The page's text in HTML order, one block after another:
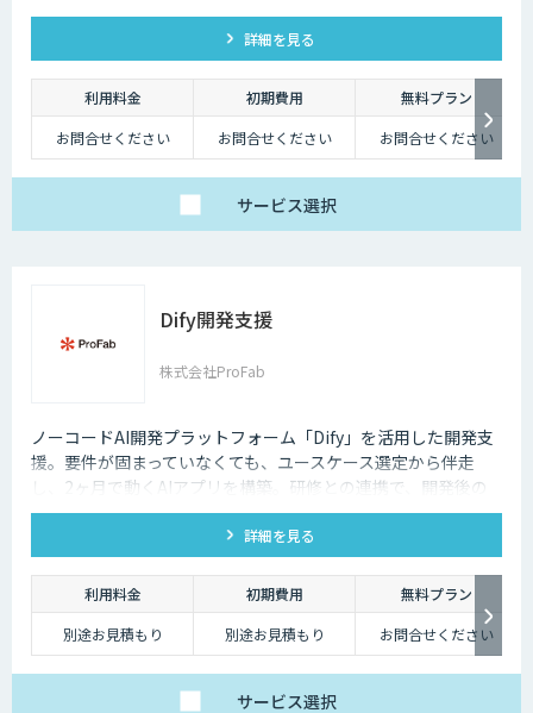
詳細を見る
利用料金 初期費用
無料プラン
お問合せください
お問合せください お問合せください
サービス選択
Dify開発支援
株式会社ProFab
ノーコードAI開発プラットフォーム「Dify」を活用した開発支
援。要件が固まっていなくても、ユースケース選定から伴走
し、2ヶ月で動くAIアプリを構築。研修との連携で、開発後の
内製化・自走までサポートします。
詳細を見る
利用料金 初期費用
無料プラン
別途お見積もり
別途お見積もり お問合せください
サービス選択